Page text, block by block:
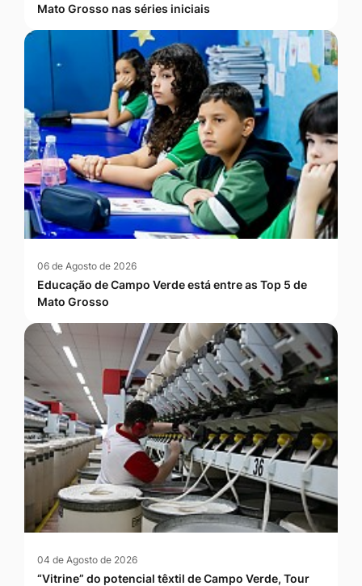
Mato Grosso nas séries iniciais
06 de Agosto de 2026
Educação de Campo Verde está entre as Top 5 de
Mato Grosso
04 de Agosto de 2026
“Vitrine” do potencial têxtil de Campo Verde, Tour